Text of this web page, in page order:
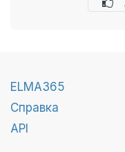
ELMA365
Справка
API